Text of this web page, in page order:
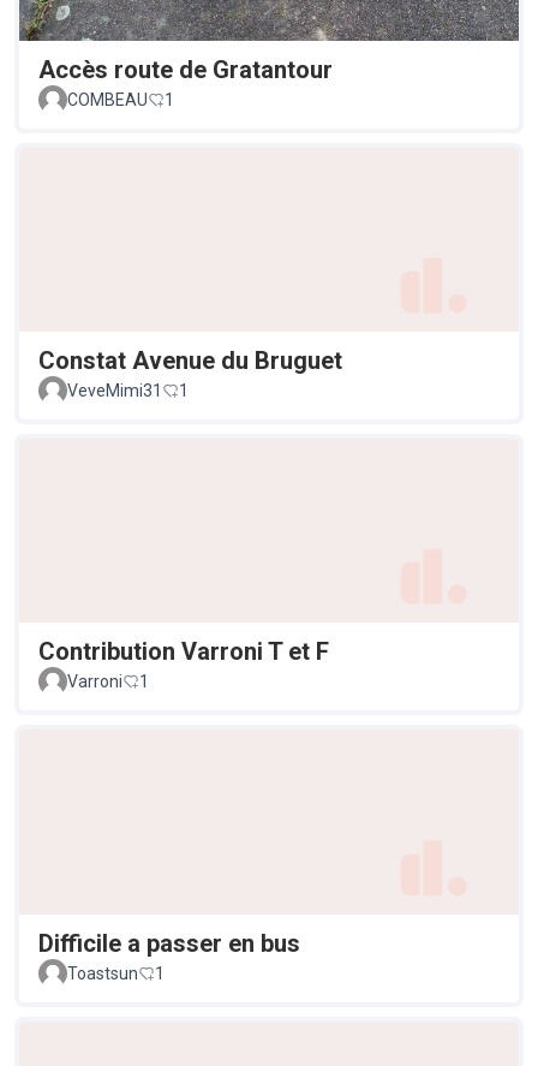
Accès route de Gratantour
COMBEAU 1
Constat Avenue du Bruguet
VeveMimi31 1
Contribution Varroni T et F
Varroni 1
Difficile a passer en bus
Toastsun 1